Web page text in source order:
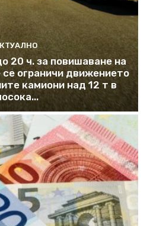
20 ч. за повишаване на
ограничи движението
камиони над 12 т в